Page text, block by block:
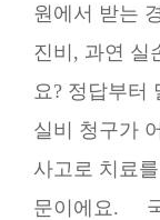
원에서 받는
진비, 과연 실
요? 정답부터
실비 청구가
사고로 치료
문이에요. 국